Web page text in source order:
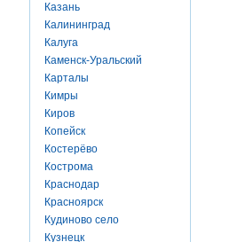
Казань
Калининград
Калуга
Каменск-Уральский
Карталы
Кимры
Киров
Копейск
Костерёво
Кострома
Краснодар
Красноярск
Кудиново село
Кузнецк